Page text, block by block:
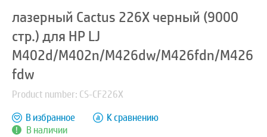
лазерный Cactus 226X черный (9000
стр.) для HP LJ
M402d/M402n/M426dw/M426fdn/M426
fdw
Product number: CS-CF226X
В наличии
В избранное К сравнению